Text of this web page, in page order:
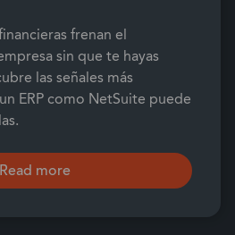
frenan el
sin que te hayas
las señales más
ERP como NetSuite puede
Read more